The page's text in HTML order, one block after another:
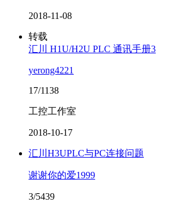
2018-11-08
转载
汇川 H1U/H2U PLC 通讯手册3
yerong4221
17/1138
工控工作室
2018-10-17
汇川H3UPLC与PC连接问题
谢谢你的爱1999
3/5439